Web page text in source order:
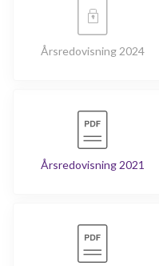
Årsredovisning 2024
Årsredovisning 2021